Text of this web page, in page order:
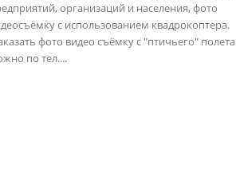
организаций и населения, фото
с использованием квадрокоптера.
фото видео съёмку с "птичьего" полета
по тел....